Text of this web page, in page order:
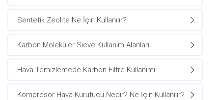
Sentetik Zeolite Ne İçin Kullanılır?
Karbon Moleküler Sieve Kullanım Alanları
Hava Temizlemede Karbon Filtre Kullanımı
Kompresör Hava Kurutucu Nedir? Ne İçin Kullanılır?